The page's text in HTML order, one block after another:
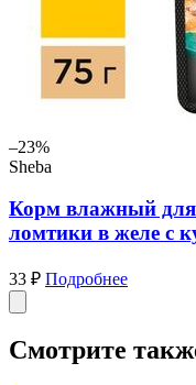
–23%
Sheba
Корм влажный
ломтики в желе с
33 ₽ Подробнее
Смотрите